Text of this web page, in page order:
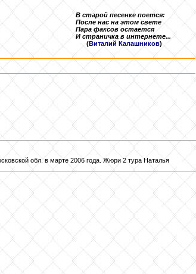
В старой песенке поется:
После нас на этом свете
Пара факсов остается
И страничка в интернете...
(Виталий Калашников)
обл. в марте 2006 года. Жюри 2 тура Наталья